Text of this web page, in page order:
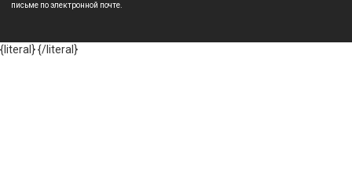
письме по электронной почте.
{literal}{/literal}